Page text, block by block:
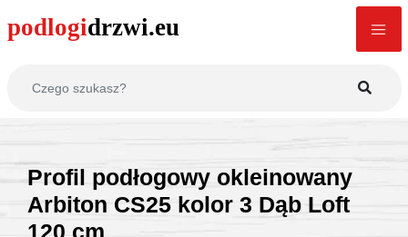
Profil podłogowy okleinowany
Arbiton CS25 kolor 3 Dąb Loft
120 cm